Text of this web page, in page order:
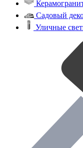
Садовый
Уличные